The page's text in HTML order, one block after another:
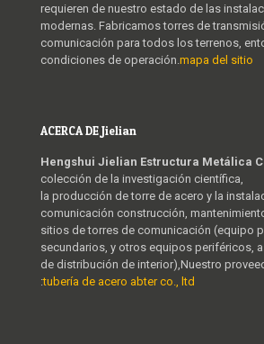
requieren de nuestro estado de las
modernas. Fabricamos torres de
comunicación para todos los terrenos,
condiciones de operación.mapa del sitio
ACERCA DE Jielian
Hengshui Jielian Estructura Metálica
colección de la investigación científica,
la producción de torre de acero y la
comunicación construcción,
sitios de torres de comunicación (equipo
secundarios, y otros equipos periféricos,
de distribución de interior),Nuestro
:tubería de acero abter co., ltd